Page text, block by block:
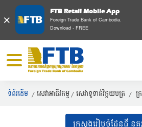
×
FTB Retail Mobile App
Foreign Trade Bank of Cambodia.
Download - FREE
ទំព័រដើម / សេវាអាជីវកម្ម / សេវាទូទាត់វិក្កយបត្រ / ក្
ក្រសួងរៀបចំដែនដី ន